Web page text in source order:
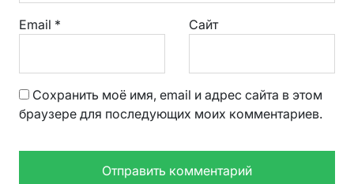
Email * Сайт
Сохранить моё имя, email и адрес сайта в этом
браузере для последующих моих комментариев.